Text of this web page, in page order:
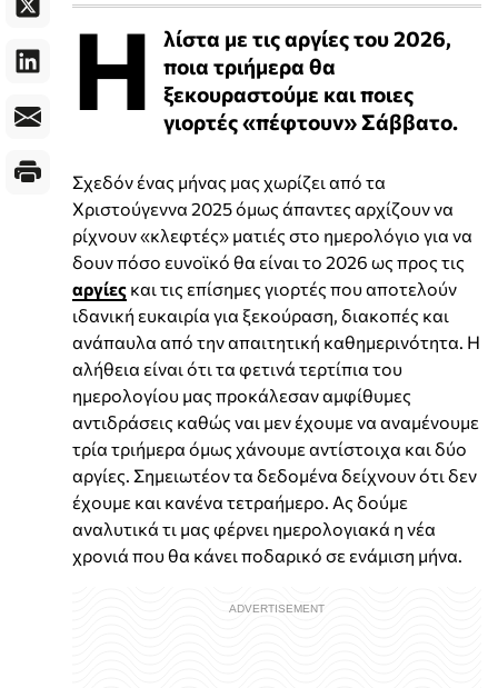
Η
λίστα με τις αργίες του 2026,
ποια τριήμερα θα
ξεκουραστούμε και ποιες
γιορτές «πέφτουν» Σάββατο.
Σχεδόν ένας μήνας μας χωρίζει από τα
Χριστούγεννα 2025 όμως άπαντες αρχίζουν να
ρίχνουν «κλεφτές» ματιές στο ημερολόγιο για να
δουν πόσο ευνοϊκό θα είναι το 2026 ως προς τις
αργίες και τις επίσημες γιορτές που αποτελούν
ιδανική ευκαιρία για ξεκούραση, διακοπές και
ανάπαυλα από την απαιτητική καθημερινότητα. Η
αλήθεια είναι ότι τα φετινά τερτίπια του
ημερολογίου μας προκάλεσαν αμφίθυμες
αντιδράσεις καθώς ναι μεν έχουμε να αναμένουμε
τρία τριήμερα όμως χάνουμε αντίστοιχα και δύο
αργίες. Σημειωτέον τα δεδομένα δείχνουν ότι δεν
έχουμε και κανένα τετραήμερο. Ας δούμε
αναλυτικά τι μας φέρνει ημερολογιακά η νέα
χρονιά που θα κάνει ποδαρικό σε ενάμιση μήνα.